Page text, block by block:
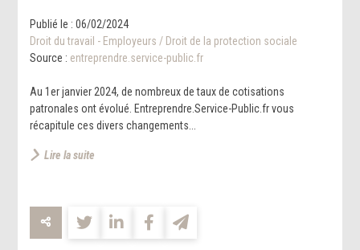
Publié le :06/02/2024
Droit du travail - Employeurs / Droit de la protection sociale
Source : entreprendre.service-public.fr
Au 1er janvier 2024, de nombreux de taux de cotisations
patronales ont évolué. Entreprendre.Service-Public.fr vous
récapitule ces divers changements...
Lire la suite